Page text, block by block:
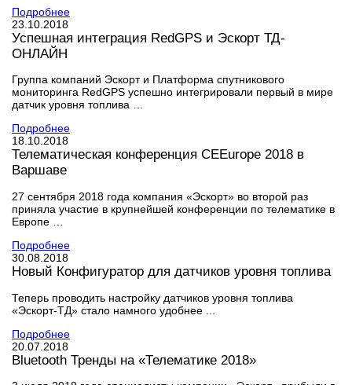
Подробнее
23.10.2018
Успешная интеграция RedGPS и Эскорт ТД-
ОНЛАЙН
Группа компаний Эскорт и Платформа спутникового
мониторинга RedGPS успешно интегрировали первый в мире
датчик уровня топлива …
Подробнее
18.10.2018
Телематическая конференция CEEurope 2018 в
Варшаве
27 сентября 2018 года компания «Эскорт» во второй раз
приняла участие в крупнейшей конференции по телематике в
Европе …
Подробнее
30.08.2018
Новый Конфигуратор для датчиков уровня топлива
Теперь проводить настройку датчиков уровня топлива
«Эскорт-ТД» стало намного удобнее ...
Подробнее
20.07.2018
Bluetooth Тренды на «Телематике 2018»